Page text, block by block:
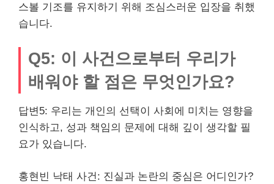
스볼 기조를 유지하기 위해 조심스러운 입장을 취했
습니다.
Q5: 이 사건으로부터 우리가
배워야 할 점은 무엇인가요?
답변5: 우리는 개인의 선택이 사회에 미치는 영향을
인식하고, 성과 책임의 문제에 대해 깊이 생각할 필
요가 있습니다.
홍현빈 낙태 사건: 진실과 논란의 중심은 어디인가?